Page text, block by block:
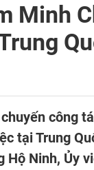
Minh
công
tại Trung
Ninh, Ủy